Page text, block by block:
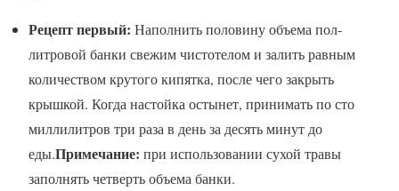
Рецепт первый: Наполнить половину объема пол-
литровой банки свежим чистотелом и залить равным
количеством крутого кипятка, после чего закрыть
крышкой. Когда настойка остынет, принимать по сто
миллилитров три раза в день за десять минут до
еды.Примечание: при использовании сухой травы
заполнять четверть объема банки.